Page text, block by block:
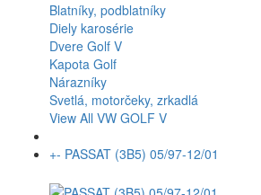
Blatníky, podblatníky
Diely karosérie
Dvere Golf V
Kapota Golf
Nárazníky
Svetlá, motorčeky, zrkadlá
View All VW GOLF V
+- PASSAT (3B5) 05/97-12/01